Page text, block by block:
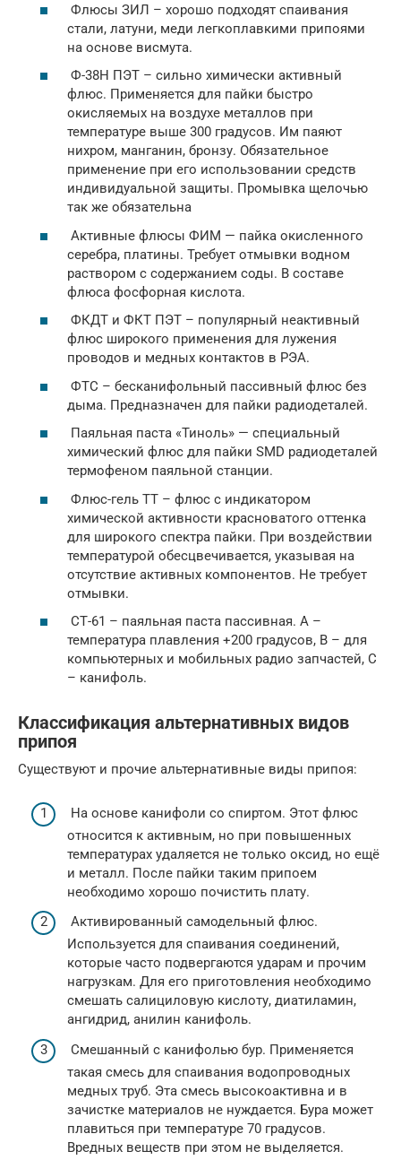
Флюсы ЗИЛ – хорошо подходят спаивания
стали, латуни, меди легкоплавкими припоями
на основе висмута.
Ф-38Н ПЭТ – сильно химически активный
флюс. Применяется для пайки быстро
окисляемых на воздухе металлов при
температуре выше 300 градусов. Им паяют
нихром, манганин, бронзу. Обязательное
применение при его использовании средств
индивидуальной защиты. Промывка щелочью
так же обязательна
Активные флюсы ФИМ — пайка окисленного
серебра, платины. Требует отмывки водном
раствором с содержанием соды. В составе
флюса фосфорная кислота.
ФКДТ и ФКТ ПЭТ – популярный неактивный
флюс широкого применения для лужения
проводов и медных контактов в РЭА.
ФТС – бесканифольный пассивный флюс без
дыма. Предназначен для пайки радиодеталей.
Паяльная паста «Тиноль» — специальный
химический флюс для пайки SMD радиодеталей
термофеном паяльной станции.
Флюс-гель ТТ – флюс с индикатором
химической активности красноватого оттенка
для широкого спектра пайки. При воздействии
температурой обесцвечивается, указывая на
отсутствие активных компонентов. Не требует
отмывки.
СТ-61 – паяльная паста пассивная. А –
температура плавления +200 градусов, В – для
компьютерных и мобильных радио запчастей, С
– канифоль.
Классификация альтернативных видов
припоя
Существуют и прочие альтернативные виды припоя:
На основе канифоли со спиртом. Этот флюс
относится к активным, но при повышенных
температурах удаляется не только оксид, но ещё
и металл. После пайки таким припоем
необходимо хорошо почистить плату.
Активированный самодельный флюс.
Используется для спаивания соединений,
которые часто подвергаются ударам и прочим
нагрузкам. Для его приготовления необходимо
смешать салициловую кислоту, диатиламин,
ангидрид, анилин канифоль.
Смешанный с канифолью бур. Применяется
такая смесь для спаивания водопроводных
медных труб. Эта смесь высокоактивна и в
зачистке материалов не нуждается. Бура может
плавиться при температуре 70 градусов.
Вредных веществ при этом не выделяется.